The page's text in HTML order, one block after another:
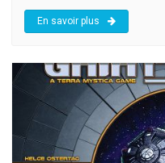
En savoir plus